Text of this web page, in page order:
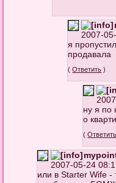
2007-
я
продавала
(Ответить )
ну я по
о
(Ответить
2007-05-24
или в Starter Wife -